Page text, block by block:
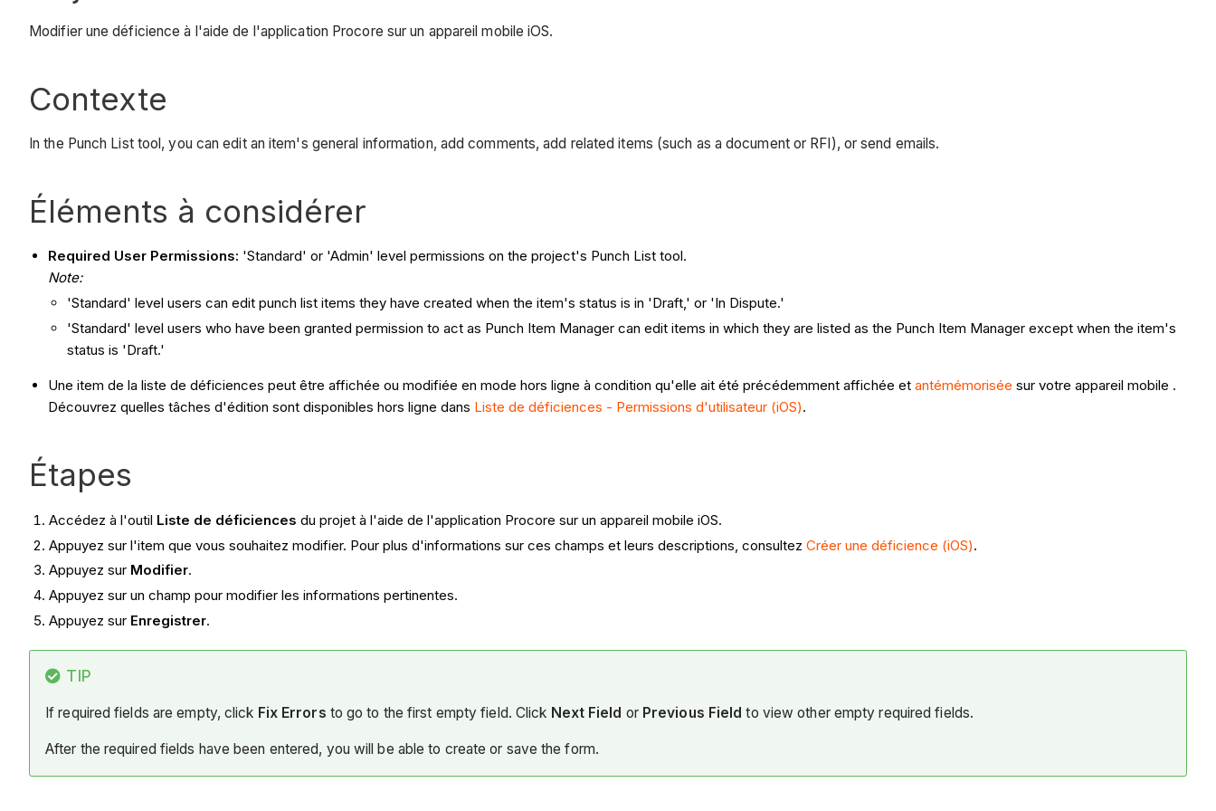
Modifier une déficience à l'aide de l'application Procore sur un appareil mobile iOS.
Contexte
In the Punch List tool, you can edit an item's general information, add comments, add related items (such as a document or RFI), or send emails.
Éléments à considérer
Required User Permissions: 'Standard' or 'Admin' level permissions on the project's Punch List tool.
Note:
'Standard' level users can edit punch list items they have created when the item's status is in 'Draft,' or 'In Dispute.'
'Standard' level users who have been granted permission to act as Punch Item Manager can edit items in which they are listed as the Punch Item Manager except when the item's
status is 'Draft.'
Une item de la liste de déficiences peut être affichée ou modifiée en mode hors ligne à condition qu'elle ait été précédemment affichée et antémémorisée sur votre appareil mobile .
Découvrez quelles tâches d'édition sont disponibles hors ligne dans Liste de déficiences - Permissions d'utilisateur (iOS).
Étapes
Accédez à l'outil Liste de déficiences du projet à l'aide de l'application Procore sur un appareil mobile iOS.
Appuyez sur l'item que vous souhaitez modifier. Pour plus d'informations sur ces champs et leurs descriptions, consultezCréer une déficience (iOS).
Appuyez sur Modifier.
Appuyez sur un champ pour modifier les informations pertinentes.
Appuyez sur Enregistrer.
TIP
If required fields are empty, click Fix Errors to go to the first empty field. Click Next Field or Previous Field to view other empty required fields.
After the required fields have been entered, you will be able to create or save the form.